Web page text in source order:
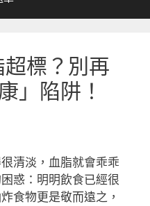
標？別再
」陷阱！
清淡，血脂就會乖乖
惑：明明飲食已經很
食物更是敬而遠之，